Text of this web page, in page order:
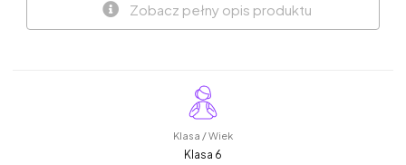
Zobacz pełny opis produktu
Klasa / Wiek
Klasa 6